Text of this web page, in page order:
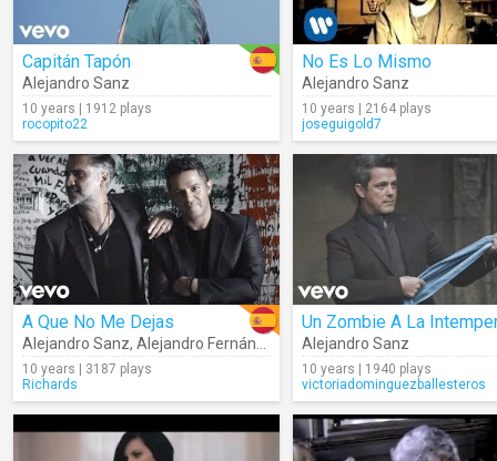
Capitán Tapón
Alejandro Sanz
10 years | 1912 plays
rocopito22
No Es Lo Mismo
Alejandro Sanz
10 years | 2164 plays
joseguigold7
A Que No Me Dejas
Alejandro Sanz, Alejandro Fernández
10 years | 3187 plays
Richards
Un Zombie A La
Alejandro Sanz
10 years | 1940 plays
victoriadominguezballesteros